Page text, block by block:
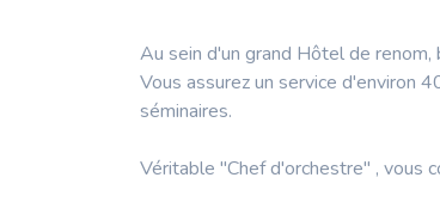
Au sein d'un grand Hôtel de
Vous assurez un service d'environ
séminaires.
Véritable "Chef d'orchestre" , vous